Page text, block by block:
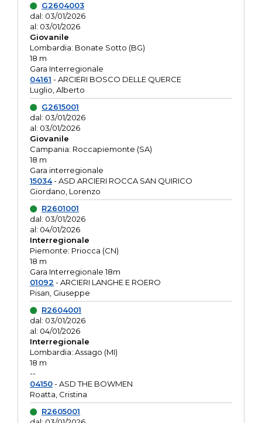
G2604003
dal: 03/01/2026
al: 03/01/2026
Giovanile
Lombardia: Bonate Sotto (BG)
18 m
Gara Interregionale
04161 - ARCIERI BOSCO DELLE QUERCE
Luglio, Alberto
G2615001
dal: 03/01/2026
al: 03/01/2026
Giovanile
Campania: Roccapiemonte (SA)
18 m
Gara interregionale
15034- ASD ARCIERI ROCCA SAN QUIRICO
Giordano, Lorenzo
R2601001
dal: 03/01/2026
al: 04/01/2026
Interregionale
Piemonte: Priocca (CN)
18 m
Gara Interregionale 18m
01092 - ARCIERI LANGHE E ROERO
Pisan, Giuseppe
R2604001
dal: 03/01/2026
al: 04/01/2026
Interregionale
Lombardia: Assago (MI)
18 m
--
04150- ASD THE BOWMEN
Roatta, Cristina
R2605001